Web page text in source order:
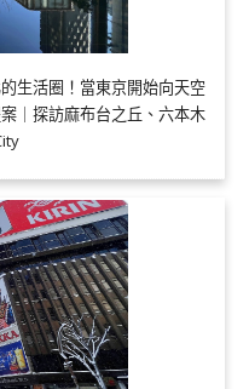
生活圈！當東京開始向天空
｜探訪麻布台之丘、六本木